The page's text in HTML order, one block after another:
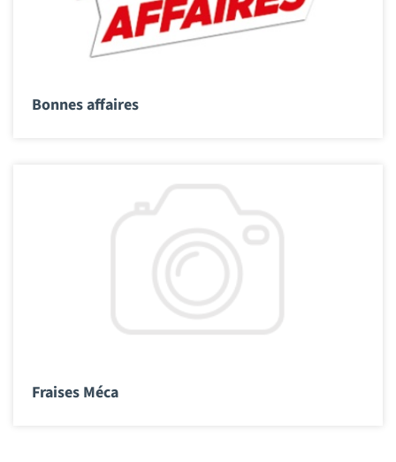
Bonnes affaires
Fraises Méca